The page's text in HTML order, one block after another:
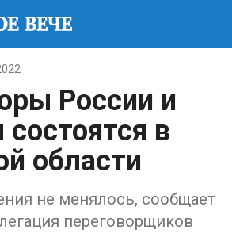
России и
в
области
не менялось, сообщает
переговорщиков